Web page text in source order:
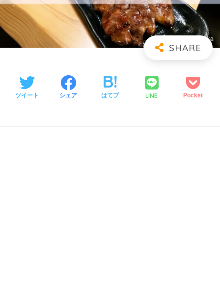
ツイート シェア はてブ LINE Pocket